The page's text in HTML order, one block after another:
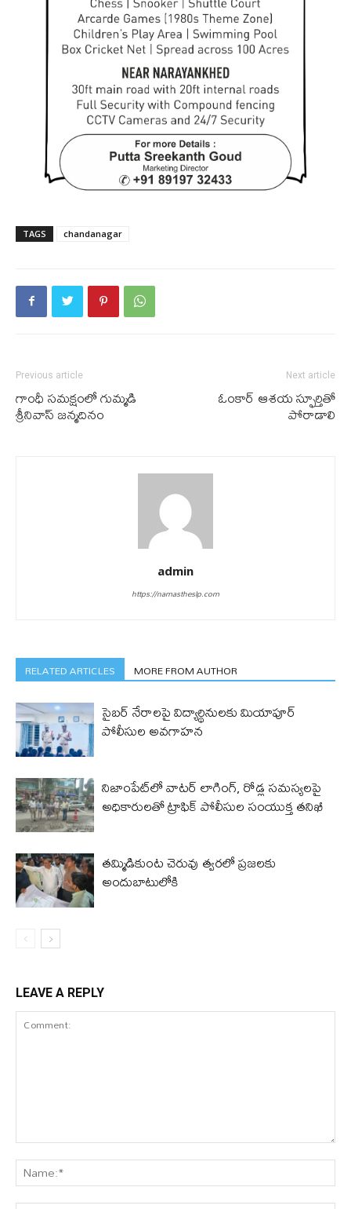
TAGS chandanagar
Previous article
గాంధీ సమక్షంలో గుమ్మడి
శ్రీనివాస్ జన్మదినం
Next article
ఓంకార్ ఆశయ స్ఫూర్తితో
పోరాడాలి
admin
https://namastheslp.com
RELATED ARTICLES MORE FROM AUTHOR
సైబర్ నేరాలపై విద్యార్థినులకు మియాపూర్
పోలీసుల అవగాహన
నిజాంపేట్‌లో వాటర్ లాగింగ్, రోడ్ల సమస్యలపై
అధికారులతో ట్రాఫిక్ పోలీసుల సంయుక్త తనిఖీ
తమ్మిడికుంట చెరువు త్వరలో ప్రజలకు
అందుబాటులోకి
LEAVE A REPLY